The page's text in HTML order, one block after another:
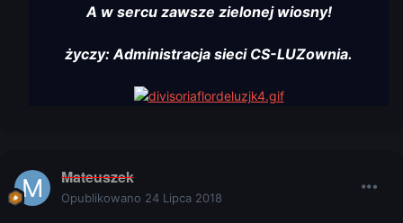
A w sercu zawsze zielonej wiosny!
życzy: Administracja sieci CS-LUZownia.
Mateuszek
Opublikowano 24 Lipca 2018